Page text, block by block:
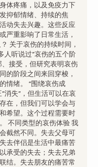
体疼痛，以及免疫力下
抑郁情绪、持续的焦
动失去兴趣。这些反应
严重影响了日常生活，
关于哀伤的持续时间，
人听说过”哀伤的五个阶
接受，但研究表明哀伤
的阶段之间来回穿梭，
情绪。 “围绕哀伤成
消失”，但生活可以在哀
在，但我们可以学会与
希望。这个过程需要时
不同类型的哀伤体验 我
截然不同。失去父母可
去伴侣是生活中最痛苦
承受的失去；失去兄弟
结。失去朋友的痛苦常